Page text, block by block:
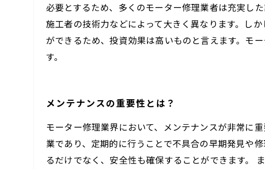
必要とするため、多くのモーター修理業者は充実し
施工者の技術力などによって大きく異なります。し
ができるため、投資効果は高いものと言えます。モ
す。
メンテナンスの重要性とは？
モーター修理業界において、メンテナンスが非常に
業であり、定期的に行うことで不具合の早期発見や
るだけでなく、安全性も確保することができます。